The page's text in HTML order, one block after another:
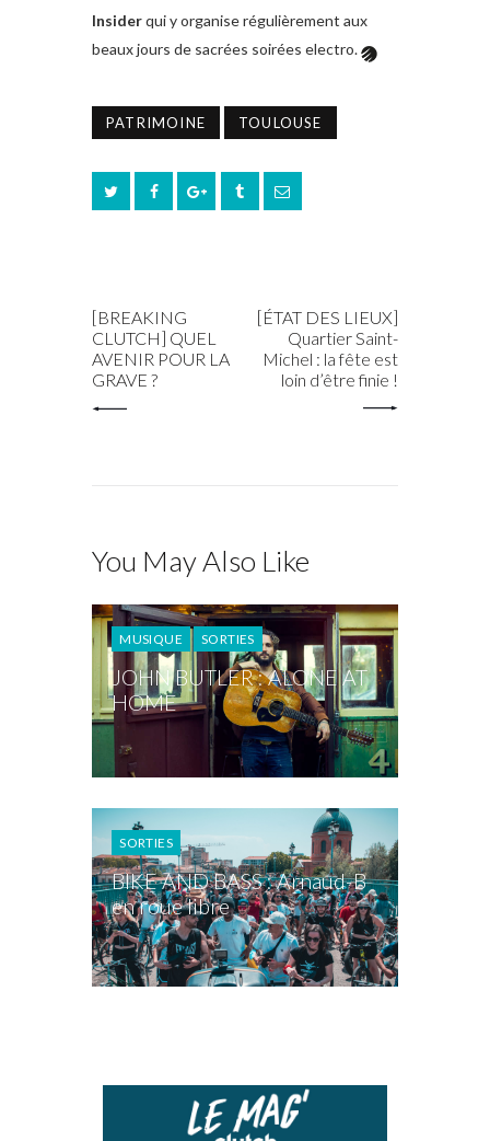
Insiderqui y organise régulièrement aux
beaux jours de sacrées soirées electro.
PATRIMOINE TOULOUSE
[BREAKING
CLUTCH] QUEL
AVENIR POUR LA
GRAVE ?
[ÉTAT DES LIEUX]
Quartier Saint-
Michel : la fête est
loin d’être finie !
You May Also Like
MUSIQUE SORTIES
JOHN BUTLER : ALONE AT
HOME
SORTIES
BIKE AND BASS : Arnaud-B
en roue libre